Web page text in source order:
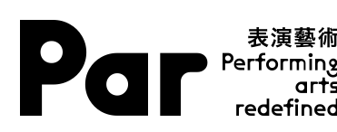
跳到主要內容區塊
網站導覽